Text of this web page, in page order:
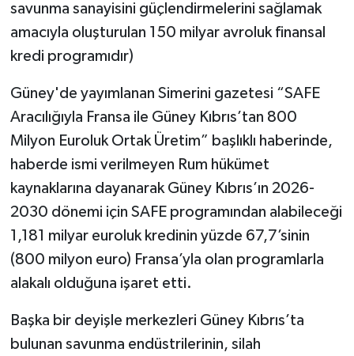
savunma sanayisini güçlendirmelerini sağlamak
amacıyla oluşturulan 150 milyar avroluk finansal
kredi programıdır)
Güney'de yayımlanan Simerini gazetesi “SAFE
Aracılığıyla Fransa ile Güney Kıbrıs’tan 800
Milyon Euroluk Ortak Üretim” başlıklı haberinde,
haberde ismi verilmeyen Rum hükümet
kaynaklarına dayanarak Güney Kıbrıs’ın 2026-
2030 dönemi için SAFE programından alabileceği
1,181 milyar euroluk kredinin yüzde 67,7’sinin
(800 milyon euro) Fransa’yla olan programlarla
alakalı olduğuna işaret etti.
Başka bir deyişle merkezleri Güney Kıbrıs’ta
bulunan savunma endüstrilerinin, silah